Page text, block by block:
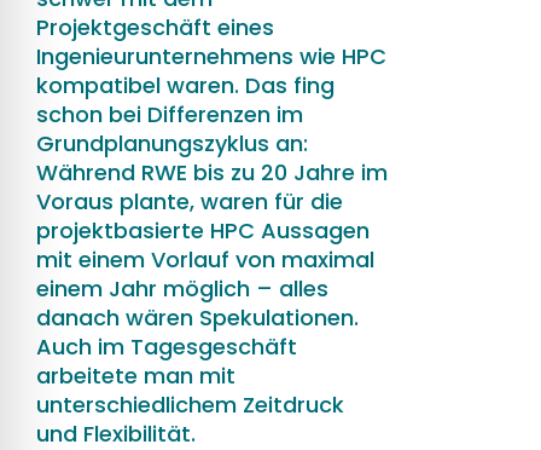
Projektgeschäft eines
Ingenieurunternehmens wie HPC
kompatibel waren. Das fing
schon bei Differenzen im
Grundplanungszyklus an:
Während RWE bis zu 20 Jahre im
Voraus plante, waren für die
projektbasierte HPC Aussagen
mit einem Vorlauf von maximal
einem Jahr möglich – alles
danach wären Spekulationen.
Auch im Tagesgeschäft
arbeitete man mit
unterschiedlichem Zeitdruck
und Flexibilität.